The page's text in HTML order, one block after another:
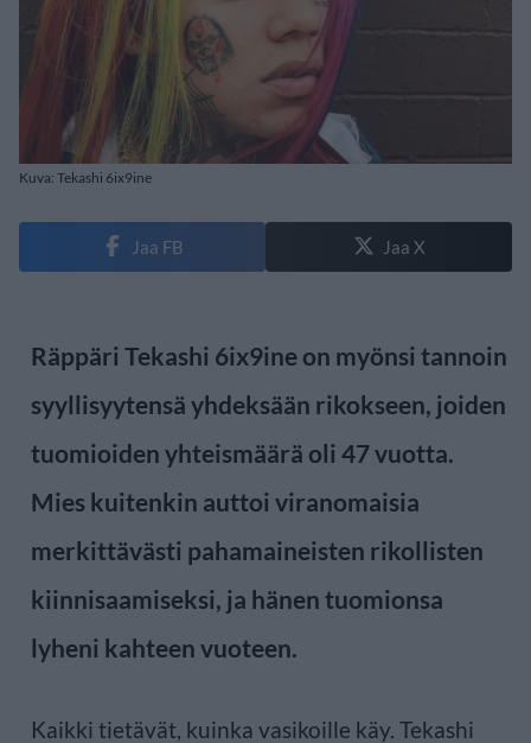
Kuva: Tekashi 6ix9ine
Jaa FB Jaa X
Räppäri Tekashi 6ix9ine on myönsi tannoin
syyllisyytensä yhdeksään rikokseen, joiden
tuomioiden yhteismäärä oli 47 vuotta.
Mies kuitenkin auttoi viranomaisia
merkittävästi pahamaineisten rikollisten
kiinnisaamiseksi, ja hänen tuomionsa
lyheni kahteen vuoteen.
Kaikki tietävät, kuinka vasikoille käy. Tekashi